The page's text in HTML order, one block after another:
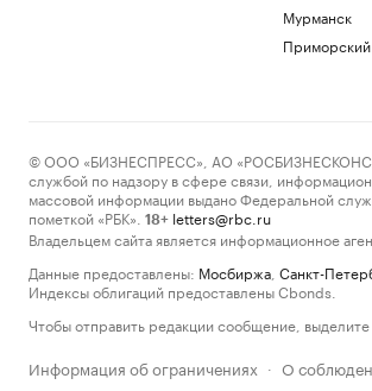
Мурманск
© ООО «БИЗНЕСПРЕСС», АО
службой по надзору в сфере связи,
массовой информации выдано Федеральной
пометкой «РБК».
18+ letters@rbc.ru
Владельцем сайта является информационное
Данные предоставлены: Мосбиржа Санкт-
Индексы облигаций предоставлены Cbonds.
Чтобы отправить редакции сообщение,
Информация об ограничениях · О